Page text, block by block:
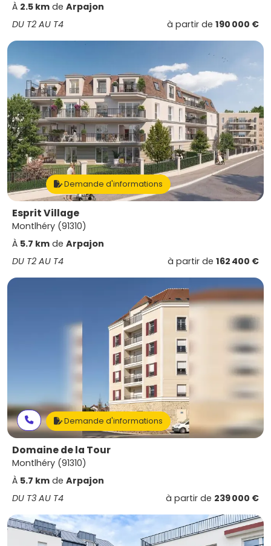
À 2.5 km de Arpajon
DU T2 AU T4
à partir de 190 000 €
Demande d'informations
Esprit Village
Montlhéry (91310)
À 5.7 km de Arpajon
DU T2 AU T4
à partir de 162 400 €
Demande d'informations
Domaine de la Tour
Montlhéry (91310)
À 5.7 km de Arpajon
DU T3 AU T4
à partir de 239 000 €